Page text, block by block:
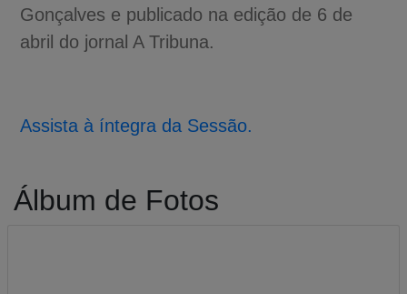
Gonçalves e publicado na edição de 6 de
abril do jornal A Tribuna.
Assista à íntegra da Sessão.
Álbum de Fotos